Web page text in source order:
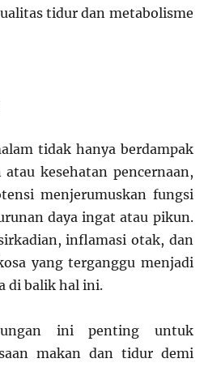
tidur dan metabolisme
tidak hanya berdampak
atau kesehatan pencernaan,
menjerumuskan fungsi
daya ingat atau pikun.
inflamasi otak, dan
yang terganggu menjadi
di balik hal ini.
ini penting untuk
makan dan tidur demi